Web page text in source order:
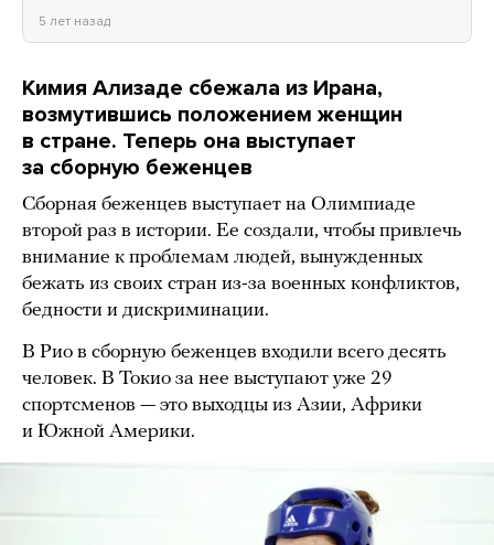
5 лет назад
Кимия Ализаде сбежала из Ирана,
возмутившись положением женщин
в стране. Теперь она выступает
за сборную беженцев
Сборная беженцев выступает на Олимпиаде
второй раз в истории. Ее создали, чтобы привлечь
внимание к проблемам людей, вынужденных
бежать из своих стран из-за военных конфликтов,
бедности и дискриминации.
В Рио в сборную беженцев входили всего десять
человек. В Токио за нее выступают уже 29
спортсменов — это выходцы из Азии, Африки
и Южной Америки.